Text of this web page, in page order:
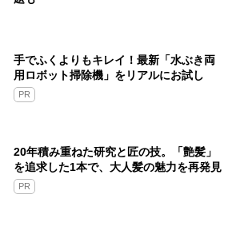
手でふくよりもキレイ！最新「水ぶき両
用ロボット掃除機」をリアルにお試し
PR
20年積み重ねた研究と匠の技。「艶髪」
を追求した1本で、大人髪の魅力を再発見
PR